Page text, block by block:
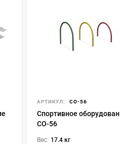
АРТИКУЛ: СО-56
Спортивное
СО-56
Вес: 17.4 кг